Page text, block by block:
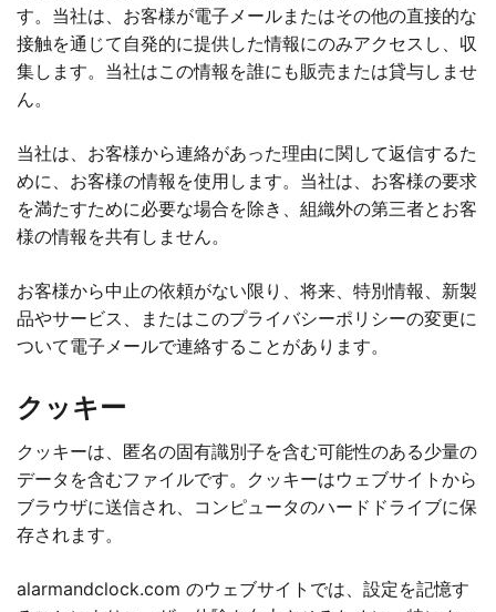
す。当社は、お客様が電子メールまたはその他の直接的な
接触を通じて自発的に提供した情報にのみアクセスし、収
集します。当社はこの情報を誰にも販売または貸与しませ
ん。
当社は、お客様から連絡があった理由に関して返信するた
めに、お客様の情報を使用します。当社は、お客様の要求
を満たすために必要な場合を除き、組織外の第三者とお客
様の情報を共有しません。
お客様から中止の依頼がない限り、将来、特別情報、新製
品やサービス、またはこのプライバシーポリシーの変更に
ついて電子メールで連絡することがあります。
クッキー
クッキーは、匿名の固有識別子を含む可能性のある少量の
データを含むファイルです。クッキーはウェブサイトから
ブラウザに送信され、コンピュータのハードドライブに保
存されます。
alarmandclock.com のウェブサイトでは、設定を記憶す